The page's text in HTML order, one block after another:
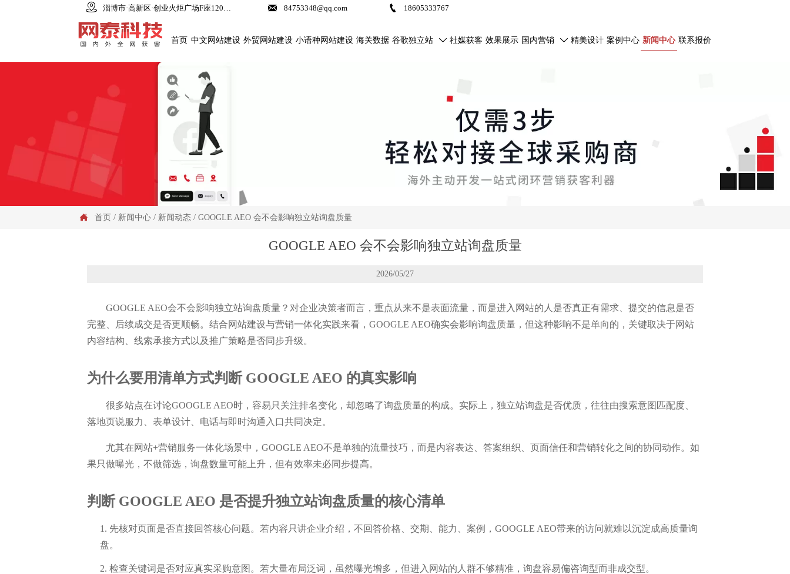
 淄博市·高新区·创业火炬广场F座1206室  84753348@qq.com  18605333767
首页 中文网站建设 外贸网站建设 小语种网站建设 海关数据 谷歌独立站  社媒获客 效果展示 国内营销  精美设计 案例中心 新闻中心 联系报价
 首页 / 新闻中心 / 新闻动态 /GOOGLE AEO 会不会影响独立站询盘质量
GOOGLE AEO 会不会影响独立站询盘质量
2026/05/27
GOOGLE AEO会不会影响独立站询盘质量？对企业决策者而言，重点从来不是表面流量，而是进入网站的人是否真正有需求、提交的信息是否
完整、后续成交是否更顺畅。结合网站建设与营销一体化实践来看，GOOGLE AEO确实会影响询盘质量，但这种影响不是单向的，关键取决于网站
内容结构、线索承接方式以及推广策略是否同步升级。
为什么要用清单方式判断 GOOGLE AEO 的真实影响
很多站点在讨论GOOGLE AEO时，容易只关注排名变化，却忽略了询盘质量的构成。实际上，独立站询盘是否优质，往往由搜索意图匹配度、
落地页说服力、表单设计、电话与即时沟通入口共同决定。
尤其在网站+营销服务一体化场景中，GOOGLE AEO不是单独的流量技巧，而是内容表达、答案组织、页面信任和营销转化之间的协同动作。如
果只做曝光，不做筛选，询盘数量可能上升，但有效率未必同步提高。
判断 GOOGLE AEO 是否提升独立站询盘质量的核心清单
先核对页面是否直接回答核心问题。若内容只讲企业介绍，不回答价格、交期、能力、案例，GOOGLE AEO带来的访问就难以沉淀成高质量询
盘。
检查关键词是否对应真实采购意图。若大量布局泛词，虽然曝光增多，但进入网站的人群不够精准，询盘容易偏咨询型而非成交型。